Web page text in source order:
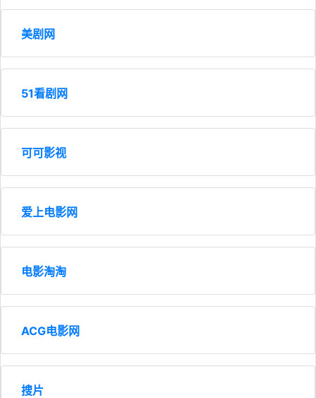
美剧网
51看剧网
可可影视
爱上电影网
电影淘淘
ACG电影网
搜片